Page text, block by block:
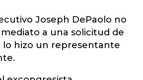
Joseph DePaolo no
a una solicitud de
lo hizo un representante